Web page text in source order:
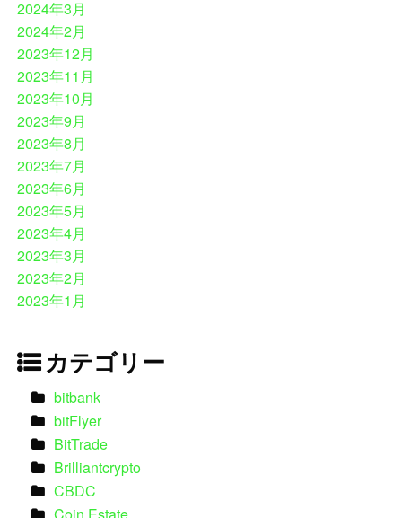
2024年3月
2024年2月
2023年12月
2023年11月
2023年10月
2023年9月
2023年8月
2023年7月
2023年6月
2023年5月
2023年4月
2023年3月
2023年2月
2023年1月
カテゴリー
bitbank
bitFlyer
BitTrade
Brilliantcrypto
CBDC